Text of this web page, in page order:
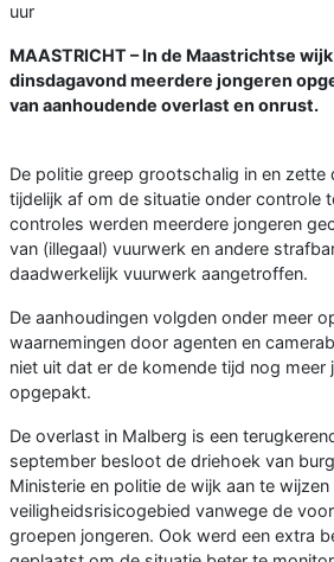
uur
MAASTRICHT – In de Maastrichtse
dinsdagavond meerdere jongeren
van aanhoudende overlast en onrust.
De politie greep grootschalig in en zette
tijdelijk af om de situatie onder controle
controles werden meerdere jongeren
van (illegaal) vuurwerk en andere
daadwerkelijk vuurwerk aangetroffen.
De aanhoudingen volgden onder meer
waarnemingen door agenten en
niet uit dat er de komende tijd nog meer
opgepakt.
De overlast in Malberg is een
september besloot de driehoek van
Ministerie en politie de wijk aan te wijzen
veiligheidsrisicogebied vanwege de
groepen jongeren. Ook werd een extra